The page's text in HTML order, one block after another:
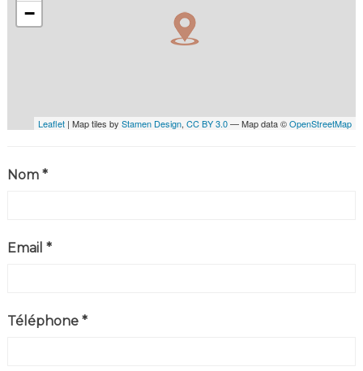
−
Leaflet | Map tiles byStamen Design,CC BY 3.0— Map data ©OpenStreetMap
Nom *
Email *
Téléphone *